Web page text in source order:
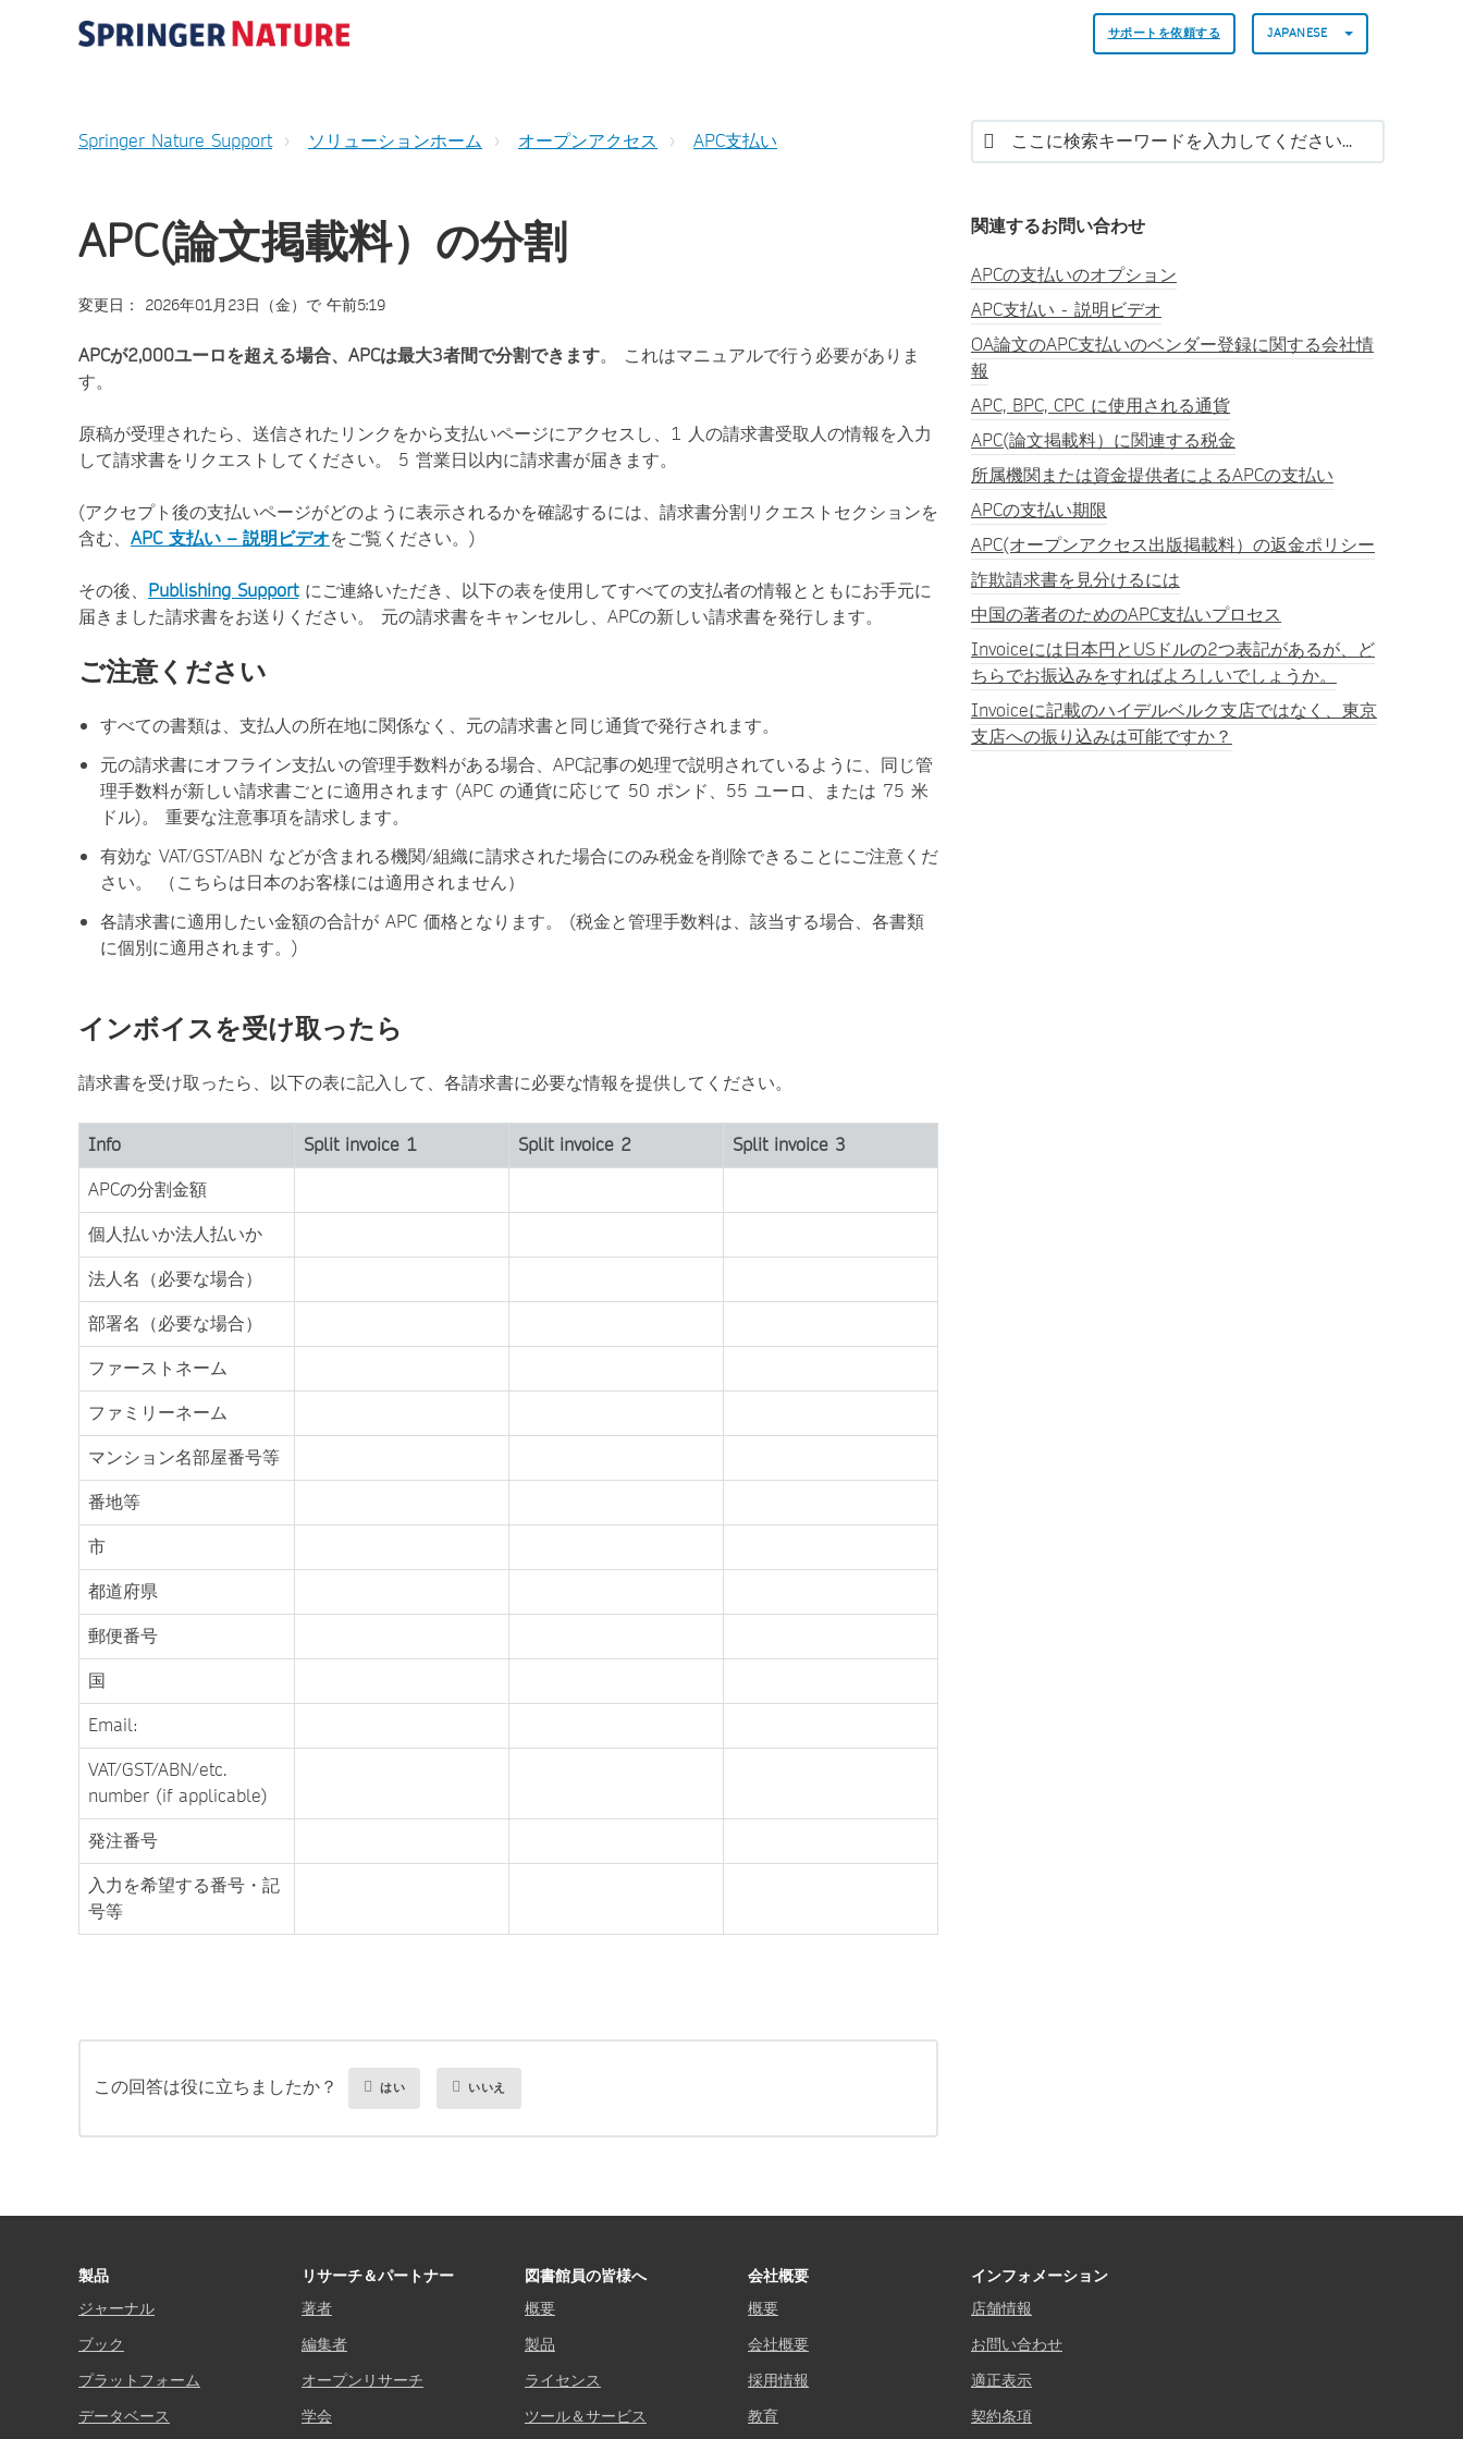
サポートを依頼する JAPANESE
Springer Nature Support ソリューションホーム オープンアクセス APC支払い
APC(論文掲載料）の分割
変更日： 2026年01月23日（金）で 午前5:19
APCが2,000ユーロを超える場合、APCは最大3者間で分割できます。 これはマニュアルで行う必要がありま
す。
原稿が受理されたら、送信されたリンクをから支払いページにアクセスし、1 人の請求書受取人の情報を入力
して請求書をリクエストしてください。 5 営業日以内に請求書が届きます。
(アクセプト後の支払いページがどのように表示されるかを確認するには、請求書分割リクエストセクションを
含む、 APC 支払い – 説明ビデオをご覧ください。)
その後、 Publishing Supportにご連絡いただき、以下の表を使用してすべての支払者の情報とともにお手元に
届きました請求書をお送りください。 元の請求書をキャンセルし、APCの新しい請求書を発行します。
ご注意ください
すべての書類は、支払人の所在地に関係なく、元の請求書と同じ通貨で発行されます。
元の請求書にオフライン支払いの管理手数料がある場合、APC記事の処理で説明されているように、同じ管
理手数料が新しい請求書ごとに適用されます (APC の通貨に応じて 50 ポンド、55 ユーロ、または 75 米
ドル)。 重要な注意事項を請求します。
有効な VAT/GST/ABN などが含まれる機関/組織に請求された場合にのみ税金を削除できることにご注意くだ
さい。 （こちらは日本のお客様には適用されません）
各請求書に適用したい金額の合計が APC 価格となります。 (税金と管理手数料は、該当する場合、各書類
に個別に適用されます。)
インボイスを受け取ったら
請求書を受け取ったら、以下の表に記入して、各請求書に必要な情報を提供してください。
Info Split invoice 1 Split invoice 2
Split invoice 3
APCの分割金額
個人払いか法人払いか
法人名（必要な場合）
部署名（必要な場合）
ファーストネーム
ファミリーネーム
マンション名部屋番号等
番地等
市
都道府県
郵便番号
国
Email:
VAT/GST/ABN/etc.
number (if applicable)
発注番号
入力を希望する番号・記
号等
この回答は役に立ちましたか？ はい いいえ
関連するお問い合わせ
APCの支払いのオプション
APC支払い - 説明ビデオ
OA論文のAPC支払いのベンダー登録に関する会社情
報
APC, BPC, CPC に使用される通貨
APC(論文掲載料）に関連する税金
所属機関または資金提供者によるAPCの支払い
APCの支払い期限
APC(オープンアクセス出版掲載料）の返金ポリシー
詐欺請求書を見分けるには
中国の著者のためのAPC支払いプロセス
Invoiceには日本円とUSドルの2つ表記があるが、ど
ちらでお振込みをすればよろしいでしょうか。
Invoiceに記載のハイデルベルク支店ではなく、東京
支店への振り込みは可能ですか？
製品
ジャーナル
ブック
プラットフォーム
データベース
リサーチ＆パートナー
著者
編集者
オープンリサーチ
学会
図書館員の皆様へ
概要
製品
ライセンス
ツール＆サービス
会社概要
概要
会社概要
採用情報
教育
インフォメーション
店舗情報
お問い合わせ
適正表示
契約条項